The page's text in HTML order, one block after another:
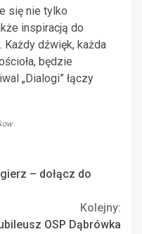
się nie tylko
inspiracją do
dźwięk, każda
będzie
„Dialogi” łączy
– dołącz do
Kolejny:
OSP Dąbrówka